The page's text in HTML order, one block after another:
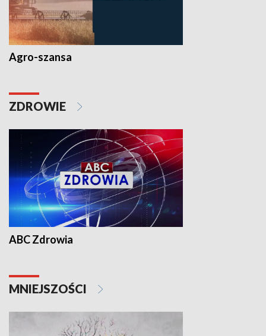
Agro-szansa
ZDROWIE
ABC Zdrowia
MNIEJSZOŚCI